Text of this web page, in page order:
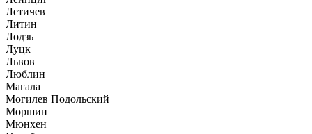
Летичев
Литин
Лодзь
Луцк
Львов
Люблин
Магала
Могилев Подольский
Моршин
Мюнхен